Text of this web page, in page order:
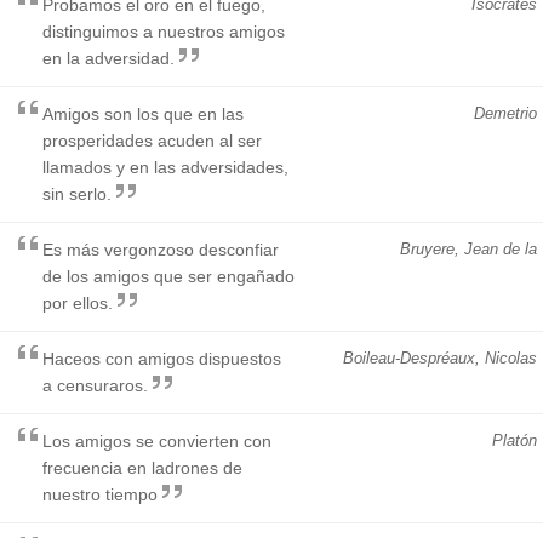
Isócrates
Probamos el oro en el fuego,
distinguimos a nuestros amigos
en la adversidad.
Demetrio
Amigos son los que en las
prosperidades acuden al ser
llamados y en las adversidades,
sin serlo.
Bruyere, Jean de la
Es más vergonzoso desconfiar
de los amigos que ser engañado
por ellos.
Boileau-Despréaux, Nicolas
Haceos con amigos dispuestos
a censuraros.
Platón
Los amigos se convierten con
frecuencia en ladrones de
nuestro tiempo